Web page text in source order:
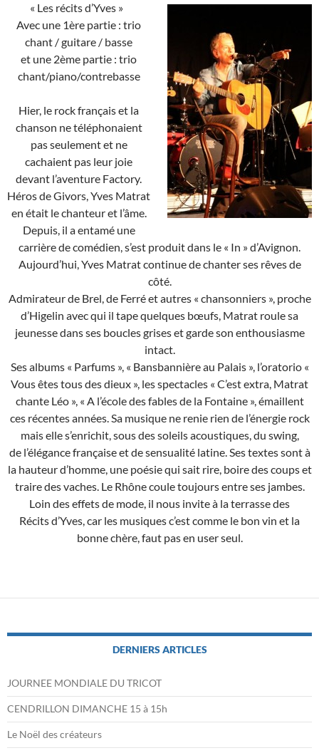
« Les récits d’Yves »
Avec une 1ère partie : trio
chant / guitare / basse
et une 2ème partie : trio
chant/piano/contrebasse
Hier, le rock français et la
chanson ne téléphonaient
pas seulement et ne
cachaient pas leur joie
devant l’aventure Factory.
Héros de Givors, Yves Matrat
en était le chanteur et l’âme.
Depuis, il a entamé une
carrière de comédien, s’est produit dans le « In » d’Avignon.
Aujourd’hui, Yves Matrat continue de chanter ses rêves de
côté.
Admirateur de Brel, de Ferré et autres « chansonniers », proche
d’Higelin avec qui il tape quelques bœufs, Matrat roule sa
jeunesse dans ses boucles grises et garde son enthousiasme
intact.
Ses albums « Parfums », « Bansbannière au Palais », l’oratorio «
Vous êtes tous des dieux », les spectacles « C’est extra, Matrat
chante Léo », « A l’école des fables de la Fontaine », émaillent
ces récentes années. Sa musique ne renie rien de l’énergie rock
mais elle s’enrichit, sous des soleils acoustiques, du swing,
de l’élégance française et de sensualité latine. Ses textes sont à
la hauteur d’homme, une poésie qui sait rire, boire des coups et
traire des vaches. Le Rhône coule toujours entre ses jambes.
Loin des effets de mode, il nous invite à la terrasse des
Récits d’Yves, car les musiques c’est comme le bon vin et la
bonne chère, faut pas en user seul.
DERNIERS ARTICLES
JOURNEE MONDIALE DU TRICOT
CENDRILLON DIMANCHE 15 à 15h
Le Noël des créateurs